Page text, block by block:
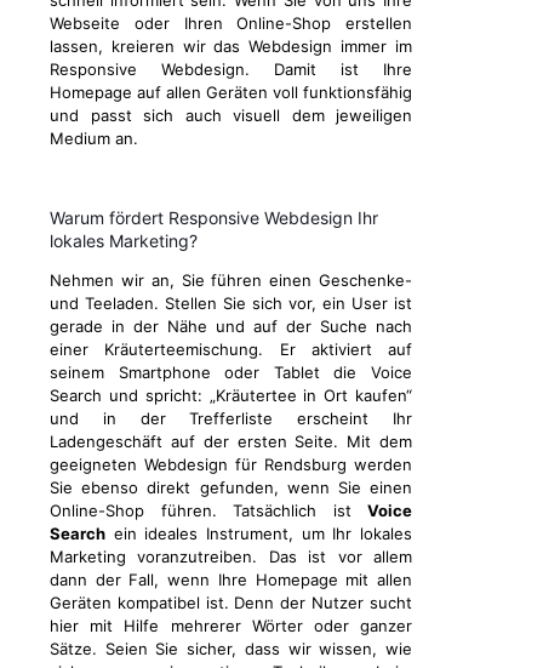
Webseite oder Ihren Online-Shop erstellen
lassen, kreieren wir das Webdesign immer im
Responsive Webdesign. Damit ist Ihre
Homepage auf allen Geräten voll funktionsfähig
und passt sich auch visuell dem jeweiligen
Medium an.
Warum fördert Responsive Webdesign Ihr
lokales Marketing?
Nehmen wir an, Sie führen einen Geschenke-
und Teeladen. Stellen Sie sich vor, ein User ist
gerade in der Nähe und auf der Suche nach
einer Kräuterteemischung. Er aktiviert auf
seinem Smartphone oder Tablet die Voice
Search und spricht: „Kräutertee in Ort kaufen“
und in der Trefferliste erscheint Ihr
Ladengeschäft auf der ersten Seite. Mit dem
geeigneten Webdesign für Rendsburg werden
Sie ebenso direkt gefunden, wenn Sie einen
Online-Shop führen. Tatsächlich ist Voice
Search ein ideales Instrument, um Ihr lokales
Marketing voranzutreiben. Das ist vor allem
dann der Fall, wenn Ihre Homepage mit allen
Geräten kompatibel ist. Denn der Nutzer sucht
hier mit Hilfe mehrerer Wörter oder ganzer
Sätze. Seien Sie sicher, dass wir wissen, wie